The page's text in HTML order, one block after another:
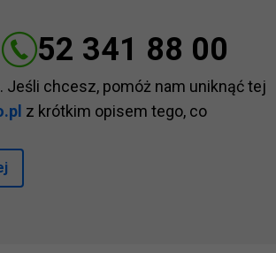
52 341 88 00
chcesz, pomóż nam uniknąć tej
z krótkim opisem tego, co